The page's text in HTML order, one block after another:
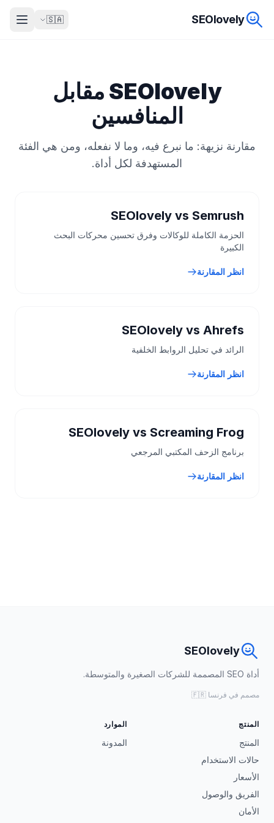
SEOlovely
🇸🇦
SEOlovely مقابل
المنافسين
مقارنة نزيهة: ما نبرع فيه، وما لا نفعله، ومن هي الفئة
المستهدفة لكل أداة.
SEOlovely vs Semrush
الحزمة الكاملة للوكالات وفرق تحسين محركات البحث
الكبيرة
انظر المقارنة
SEOlovely vs Ahrefs
الرائد في تحليل الروابط الخلفية
انظر المقارنة
SEOlovely vs Screaming Frog
برنامج الزحف المكتبي المرجعي
انظر المقارنة
SEOlovely
أداة SEO المصممة للشركات الصغيرة والمتوسطة.
مصمم في فرنسا 🇫🇷
المنتج
المنتج
حالات الاستخدام
الأسعار
الفريق والوصول
الأمان
الموارد
المدونة